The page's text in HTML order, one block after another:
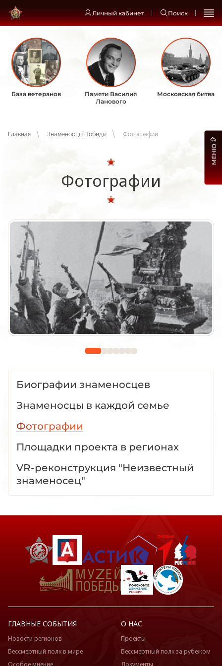
Личный кабинет Поиск
База ветеранов
Памяти Василия
Ланового
Московская битва
Главная Знаменосцы Победы Фотографии
Фотографии
Биографии знаменосцев
Знаменосцы в каждой семье
Фотографии
Площадки проекта в регионах
VR-реконструкция "Неизвестный
знаменосец"
МЕНЮ
ГЛАВНЫЕ СОБЫТИЯ
Новости регионов
Бессмертный полк в мире
Особое мнение
О НАС
Проекты
Бессмертный полк за рубежом
Документы